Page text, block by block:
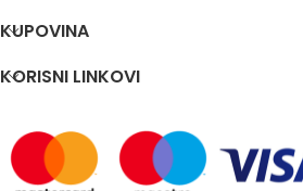
KUPOVINA
KORISNI LINKOVI